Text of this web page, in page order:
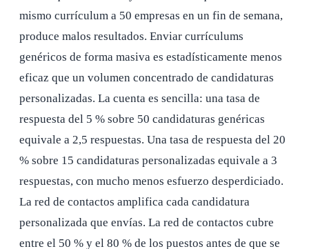
mismo currículum a 50 empresas en un fin de semana,
produce malos resultados. Enviar currículums
genéricos de forma masiva es estadísticamente menos
eficaz que un volumen concentrado de candidaturas
personalizadas. La cuenta es sencilla: una tasa de
respuesta del 5 % sobre 50 candidaturas genéricas
equivale a 2,5 respuestas. Una tasa de respuesta del 20
% sobre 15 candidaturas personalizadas equivale a 3
respuestas, con mucho menos esfuerzo desperdiciado.
La red de contactos amplifica cada candidatura
personalizada que envías. La red de contactos cubre
entre el 50 % y el 80 % de los puestos antes de que se